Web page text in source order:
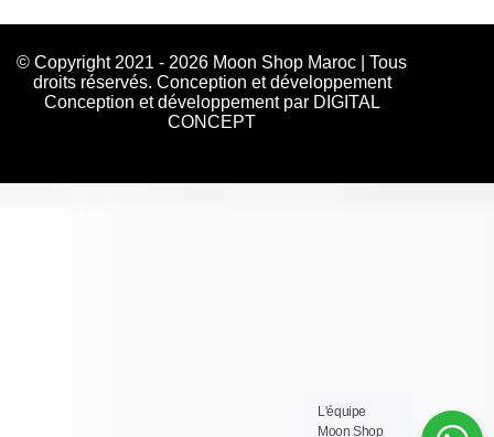
© Copyright 2021 - 2026 Moon Shop Maroc | Tous
droits réservés. Conception et développement
Conception et développement par DIGITAL
CONCEPT
L'équipe
Moon Shop